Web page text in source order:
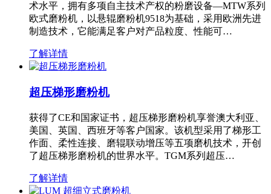
术水平，拥有多项自主技术产权的粉磨设备—MTW系列
欧式磨粉机，以悬辊磨粉机9518为基础，采用欧洲先进
制造技术，它能满足客户对产品粒度、性能可…
了解详情
超压梯形磨粉机
获得了CE和国家证书，超压梯形磨粉机享誉澳大利亚、
美国、英国、西班牙等客户国家。该机型采用了梯形工
作面、柔性连接、磨辊联动增压等五项磨机技术，开创
了超压梯形磨粉机的世界水平。TGM系列超压…
了解详情